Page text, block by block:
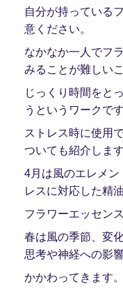
自分が持っている
意ください。
なかなか一人でフ
みることが難しい
じっくり時間をと
うというワークです
ストレス時に使用
ついても紹介します
4月は風のエレメン
レスに対応した精
フラワーエッセン
春は風の季節、変
思考や神経への影
かかわってきます。